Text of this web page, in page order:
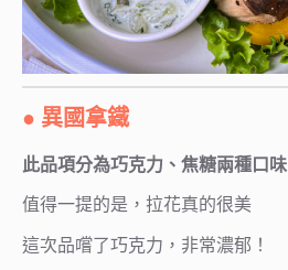
● 異國拿鐵
此品項分為巧克力、焦糖兩種口味
值得一提的是，拉花真的很美
這次品嚐了巧克力，非常濃郁！